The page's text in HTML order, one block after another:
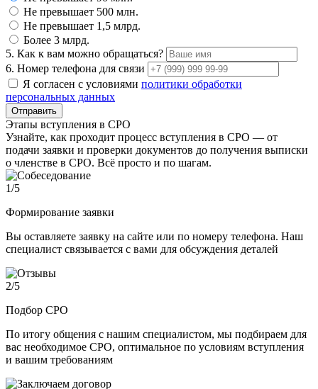
Не превышает 500 млн.
Не превышает 1,5 млрд.
Более 3 млрд.
5. Как к вам можно обращаться?
6. Номер телефона для связи
Я согласен с условиями политики обработки
персональных данных
Отправить
Этапы вступления в СРО
Узнайте, как проходит процесс вступления в СРО — от
подачи заявки и проверки документов до получения выписки
о членстве в СРО. Всё просто и по шагам.
1/5
Формирование заявки
Вы оставляете заявку на сайте или по номеру телефона. Наш
специалист связывается с вами для обсуждения деталей
2/5
Подбор СРО
По итогу общения с нашим специалистом, мы подбираем для
вас необходимое СРО, оптимальное по условиям вступления
и вашим требованиям